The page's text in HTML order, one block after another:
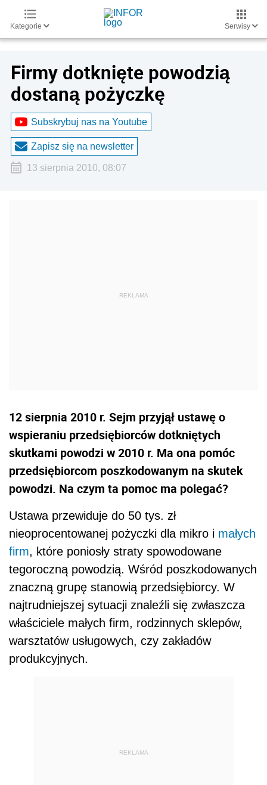
Kategorie Serwisy
Firmy dotknięte powodzią
dostaną pożyczkę
Subskrybuj nas na Youtube
Zapisz się na newsletter
13 sierpnia 2010, 08:07
12 sierpnia 2010 r. Sejm przyjął ustawę o
wspieraniu przedsiębiorców dotkniętych
skutkami powodzi w 2010 r. Ma ona pomóc
przedsiębiorcom poszkodowanym na skutek
powodzi. Na czym ta pomoc ma polegać?
Ustawa przewiduje do 50 tys. zł
nieoprocentowanej pożyczki dla mikro i małych
firm, które poniosły straty spowodowane
tegoroczną powodzią. Wśród poszkodowanych
znaczną grupę stanowią przedsiębiorcy. W
najtrudniejszej sytuacji znaleźli się zwłaszcza
właściciele małych firm, rodzinnych sklepów,
warsztatów usługowych, czy zakładów
produkcyjnych.
REKLAMA